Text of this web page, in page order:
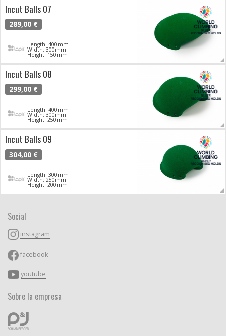
Incut Balls 07
289,00 €
Length: 400mm
Width: 300mm
Height: 150mm
Incut Balls 08
299,00 €
Length: 400mm
Width: 300mm
Height: 250mm
Incut Balls 09
304,00 €
Length: 300mm
Width: 250mm
Height: 200mm
Social
instagram
facebook
youtube
Sobre la empresa